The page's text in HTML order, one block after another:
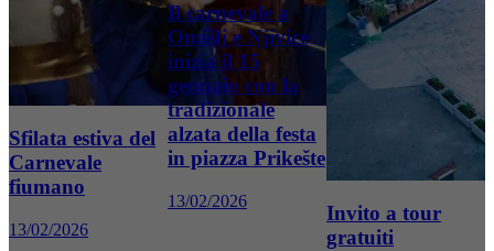
Sfilata estiva del
Carnevale
fiumano
13/02/2026
Il carnevale a
Omišlj e Njivice
inizia il 15
gennaio con la
tradizionale
alzata della festa
in piazza Prikešte
13/02/2026
Invito a tour
gratuiti